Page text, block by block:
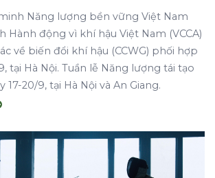
Năng lượng bền vững Việt Nam
Hành động vì khí hậu Việt Nam (VCCA)
về biến đổi khí hậu (CCWG) phối hợp
tại Hà Nội. Tuần lễ Năng lượng tái tạo
17-20/9, tại Hà Nội và An Giang.